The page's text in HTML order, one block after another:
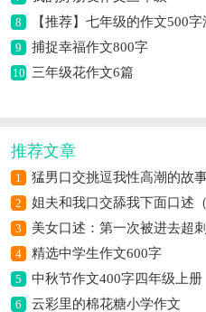
8 【推荐】七年级的作文500
9 捕捉幸福作文800字
10 三年级花作文6篇
推荐文章
1
2
3 美女口述：第一次被进去超
4 精选中学生作文600字
5 中秋节作文400字四年级上册
6 云彩里的棉花糖小学作文